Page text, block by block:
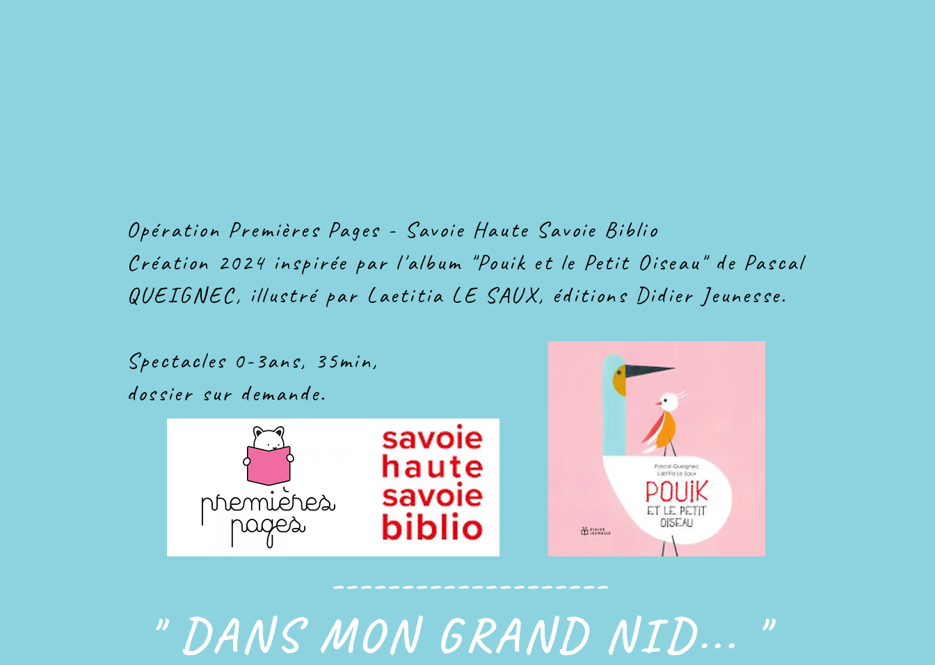
Opération Premières Pages - Savoie Haute Savoie Biblio
Création 2024 inspirée par l'album "Pouik et le Petit Oiseau" de Pascal
QUEIGNEC, illustré par Laetitia LE SAUX, éditions Didier Jeunesse.
Spectacles 0-3ans, 35min,
dossier sur demande.
--------------------
" DANS MON GRAND NID... "